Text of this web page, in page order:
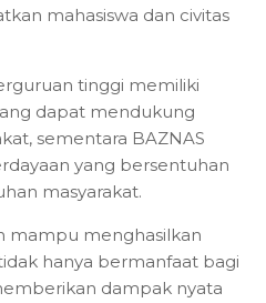
mahasiswa dan civitas
tinggi memiliki
dapat mendukung
sementara BAZNAS
yang bersentuhan
masyarakat.
mampu menghasilkan
hanya bermanfaat bagi
dampak nyata